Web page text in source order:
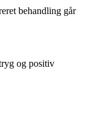
behandling går
og positiv